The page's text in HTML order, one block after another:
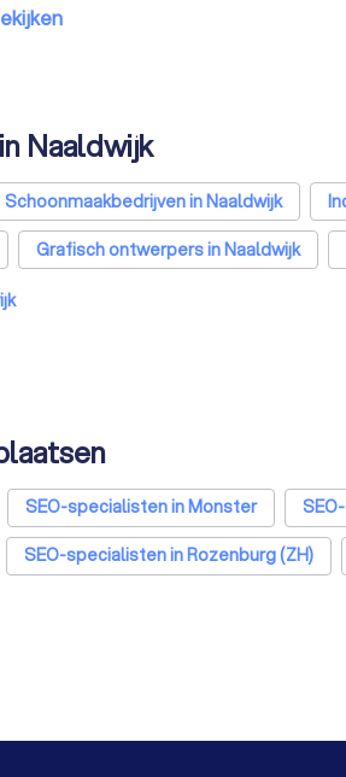
Naaldwijk
Schoonmaakbedrijven in Naaldwijk
Grafisch ontwerpers in Naaldwijk
SEO-specialisten in Monster
SEO-specialisten in Rozenburg (ZH)
SEO-specialisten in Dordrecht